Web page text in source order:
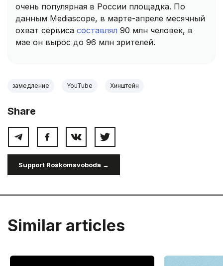
очень популярная в России площадка. По
данным Mediascope, в марте-апреле месячный
охват сервиса составлял 90 млн человек, в
мае он вырос до 96 млн зрителей.
замедление YouTube Хинштейн
Share
Support Roskomsvoboda →
Similar articles